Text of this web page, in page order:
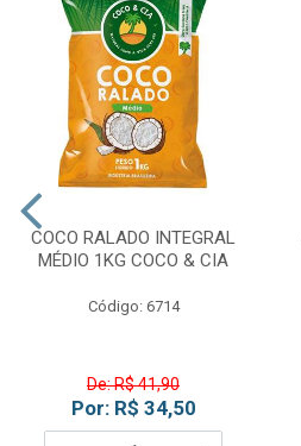
COCO RALADO INTEGRAL
MÉDIO 1KG COCO & CIA
Código: 6714
De: R$ 41,90
Por: R$ 34,50